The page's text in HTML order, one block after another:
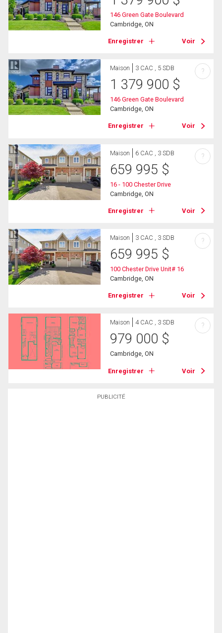
PUBLICITÉ
146 Green Gate Boulevard
Cambridge, ON
Enregistrer Voir
Maison 3 CAC , 5 SDB
1 379 900 $
146 Green Gate Boulevard
Cambridge, ON
Enregistrer Voir
?
Maison 6 CAC , 3 SDB
659 995 $
16 - 100 Chester Drive
Cambridge, ON
Enregistrer Voir
?
Maison 3 CAC , 3 SDB
659 995 $
100 Chester Drive Unit# 16
Cambridge, ON
Enregistrer Voir
?
Maison 4 CAC , 3 SDB
979 000 $
Cambridge, ON
Enregistrer Voir
?